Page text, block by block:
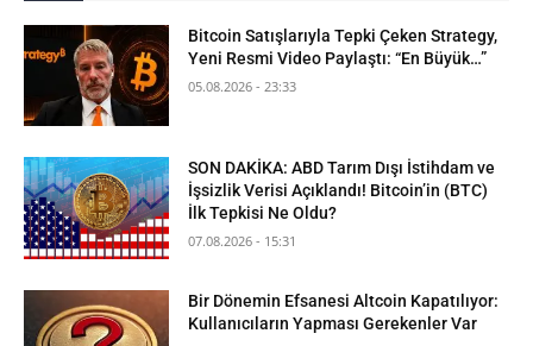
Bitcoin Satışlarıyla Tepki Çeken Strategy,
Yeni Resmi Video Paylaştı: “En Büyük…”
05.08.2026 - 23:33
SON DAKİKA: ABD Tarım Dışı İstihdam ve
İşsizlik Verisi Açıklandı! Bitcoin’in (BTC)
İlk Tepkisi Ne Oldu?
07.08.2026 - 15:31
Bir Dönemin Efsanesi Altcoin Kapatılıyor:
Kullanıcıların Yapması Gerekenler Var